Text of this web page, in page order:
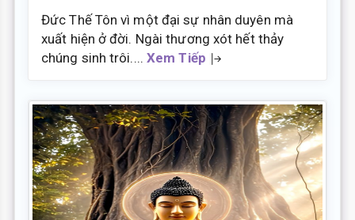
Đức Thế Tôn vì một đại sự nhân duyên mà
xuất hiện ở đời. Ngài thương xót hết thảy
chúng sinh trôi.... Xem Tiếp